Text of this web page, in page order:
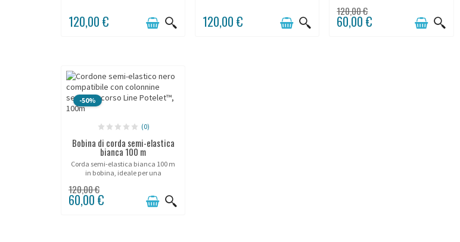
degli spazi.
120,00 € 120,00 €
120,00 €
60,00 €
-50%
(0)
Bobina di corda semi-elastica
bianca 100 m
Corda semi-elastica bianca 100 m
in bobina, ideale per una
negli ambienti premium.
120,00 €
60,00 €